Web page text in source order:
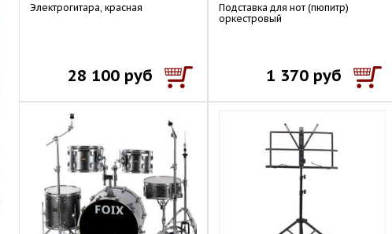
Электрогитара, красная
28 100 руб
Подставка для нот (пюпитр)
оркестровый
1 370 руб